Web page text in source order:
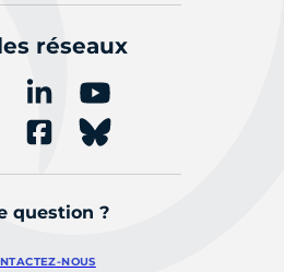
réseaux
question ?
NOUS